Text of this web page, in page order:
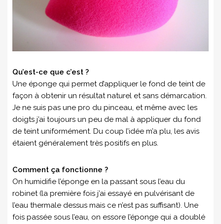
Qu’est-ce que c’est ?
Une éponge qui permet d’appliquer le fond de teint de
façon à obtenir un résultat naturel et sans démarcation.
Je ne suis pas une pro du pinceau, et même avec les
doigts j’ai toujours un peu de mal à appliquer du fond
de teint uniformément. Du coup l’idée m’a plu, les avis
étaient généralement très positifs en plus.
Comment ça fonctionne ?
On humidifie l’éponge en la passant sous l’eau du
robinet (la première fois j’ai essayé en pulvérisant de
l’eau thermale dessus mais ce n’est pas suffisant). Une
fois passée sous l’eau, on essore l’éponge qui a doublé